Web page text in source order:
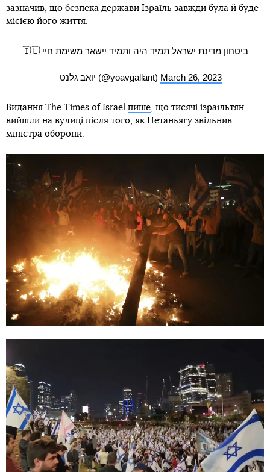
зазначив, що безпека держави Ізраїль завжди була й буде
місією його життя.
ביטחון מדינת ישראל תמיד היה ותמיד יישאר משימת חיי 🇮🇱
— יואב גלנט (@yoavgallant) March 26, 2023
Видання The Times of Israel пише , що тисячі ізраїльтян
вийшли на вулиці після того, як Нетаньягу звільнив
міністра оборони.